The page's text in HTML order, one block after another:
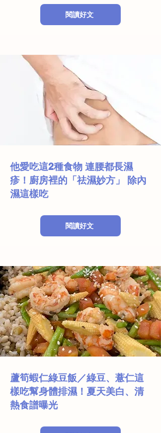
閱讀好文
他愛吃這2種食物 連腰都長濕
疹！廚房裡的「祛濕妙方」 除內
濕這樣吃
閱讀好文
蘆筍蝦仁綠豆飯／綠豆、薏仁這
樣吃幫身體排濕！夏天美白、清
熱食譜曝光